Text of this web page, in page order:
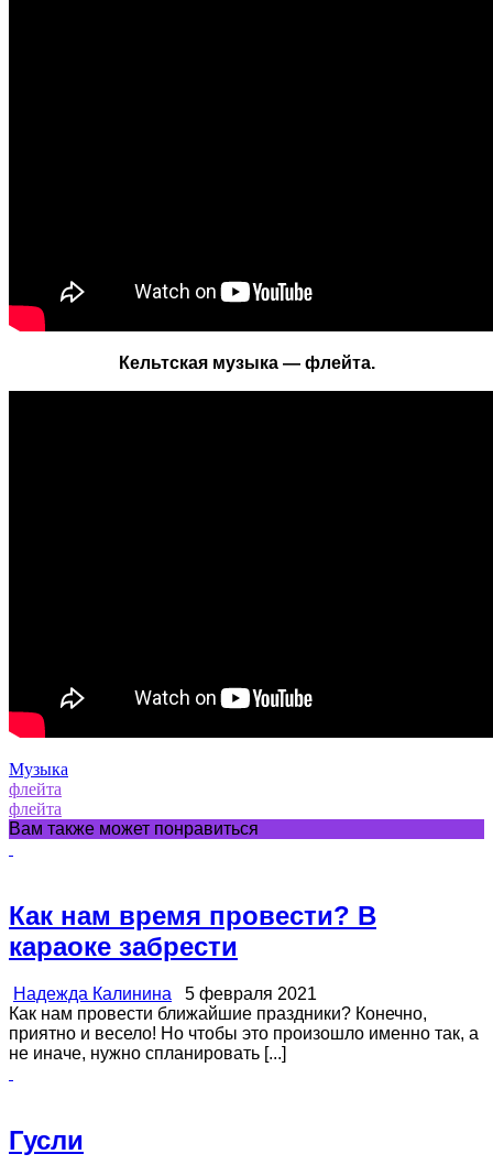
Кельтская музыка — флейта.
Музыка
флейта
флейта
Вам также может понравиться
Как нам время провести? В
караоке забрести
Надежда Калинина 5 февраля 2021
Как нам провести ближайшие праздники? Конечно,
приятно и весело! Но чтобы это произошло именно так, а
не иначе, нужно спланировать [...]
Гусли